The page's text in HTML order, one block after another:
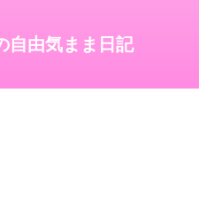
自由気まま日記